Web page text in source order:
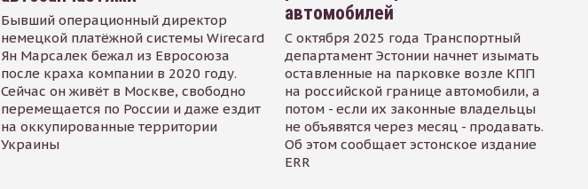
Бывший операционный директор
немецкой платёжной системы Wirecard
Ян Марсалек бежал из Евросоюза
после краха компании в 2020 году.
Сейчас он живёт в Москве, свободно
перемещается по России и даже ездит
на оккупированные территории
Украины
автомобилей
С октября 2025 года Транспортный
департамент Эстонии начнет изымать
оставленные на парковке возле КПП
на российской границе автомобили, а
потом - если их законные владельцы
не объявятся через месяц - продавать.
Об этом сообщает эстонское издание
ERR